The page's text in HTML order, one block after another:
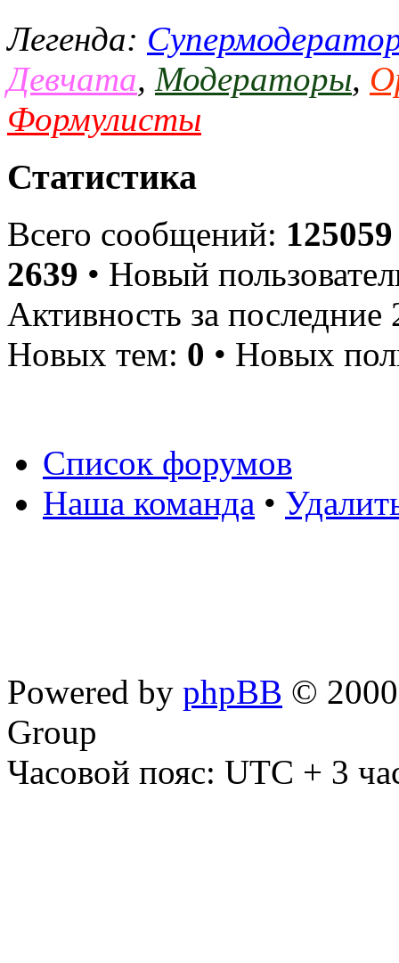
Легенда:
Девчата, Модераторы,
Формулисты
Статистика
Всего сообщений: 125059
2639 • Новый
Активность за
Новых тем: 0 • Новых
Список форумов
Наша команда •
Powered by phpBB ©
Group
Часовой пояс: UTC + 3